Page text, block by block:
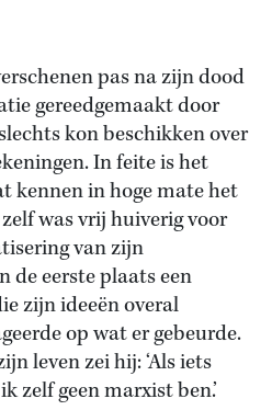
pas na zijn dood
gereedgemaakt door
kon beschikken over
In feite is het
kennen in hoge mate het
was vrij huiverig voor
van zijn
de eerste plaats een
zijn ideeën overal
op wat er gebeurde.
leven zei hij: ‘Als iets
zelf geen marxist ben.’